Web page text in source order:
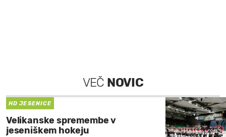
VEČ NOVIC
HD JESENICE
Velikanske spremembe v
jeseniškem hokeju